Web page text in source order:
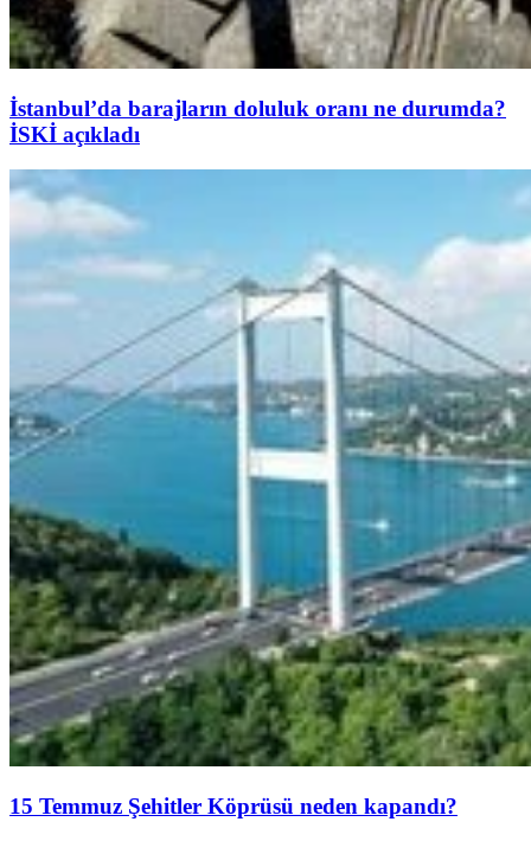
İstanbul’da barajların doluluk oranı ne durumda?
İSKİ açıkladı
15 Temmuz Şehitler Köprüsü neden kapandı?